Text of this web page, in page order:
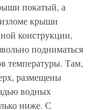
покатый, а
крыши
конструкции,
подниматься
температуры. Там,
размещены
водных
ниже. С